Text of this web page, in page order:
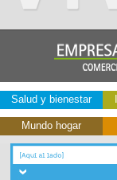
Salud y bienestar
Mundo hogar